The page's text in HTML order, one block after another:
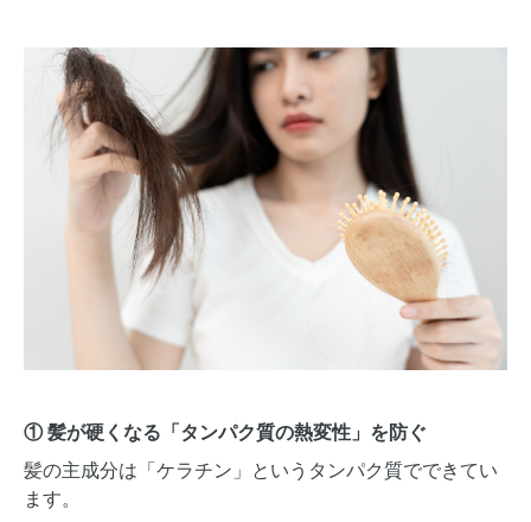
① 髪が硬くなる「タンパク質の熱変性」を防ぐ
髪の主成分は「ケラチン」というタンパク質でできてい
ます。